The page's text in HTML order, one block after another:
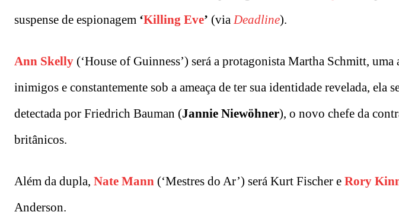
suspense de espionagem ‘Killing Eve’ (via Deadline).
Ann Skelly (‘House of Guinness’) será a protagonista Martha Schmitt,
inimigos e constantemente sob a ameaça de ter sua identidade revelada, ela
detectada por Friedrich Bauman (Jannie Niewöhner), o novo chefe da
britânicos.
Além da dupla, Nate Mann (‘Mestres do Ar’) será Kurt Fischer e Rory
Anderson.